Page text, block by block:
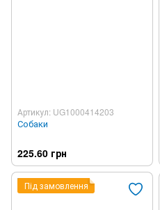
Артикул: UG1000414203
Собаки
225.60 грн
Під замовлення